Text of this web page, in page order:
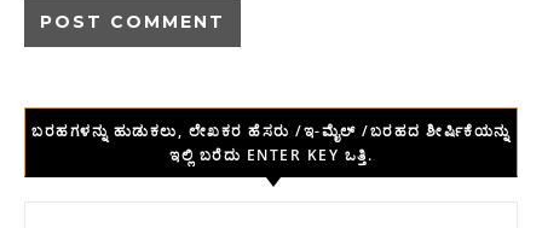
ಬರಹಗಳನ್ನು ಹುಡುಕಲು, ಲೇಖಕರ ಹೆಸರು /ಇ-ಮೈಲ್ /ಬರಹದ ಶೀರ್ಷಿಕೆಯನ್ನು
ಇಲ್ಲಿ ಬರೆದು ENTER KEY ಒತ್ತಿ.